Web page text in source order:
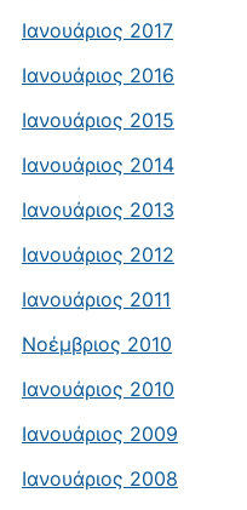
Ιανουάριος 2017
Ιανουάριος 2016
Ιανουάριος 2015
Ιανουάριος 2014
Ιανουάριος 2013
Ιανουάριος 2012
Ιανουάριος 2011
Νοέμβριος 2010
Ιανουάριος 2010
Ιανουάριος 2009
Ιανουάριος 2008